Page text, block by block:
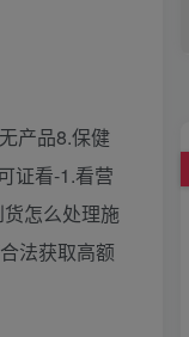
产品8.保健
证看-1.看营
怎么处理施
法获取高额